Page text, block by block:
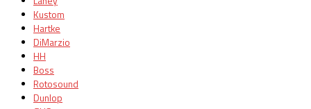
Kustom
Hartke
DiMarzio
HH
Boss
Rotosound
Dunlop